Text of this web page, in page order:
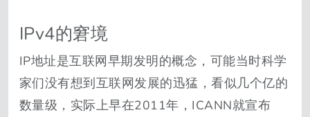
IPv4的窘境
IP地址是互联网早期发明的概念，可能当时科学
家们没有想到互联网发展的迅猛，看似几个亿的
数量级，实际上早在2011年，ICANN就宣布